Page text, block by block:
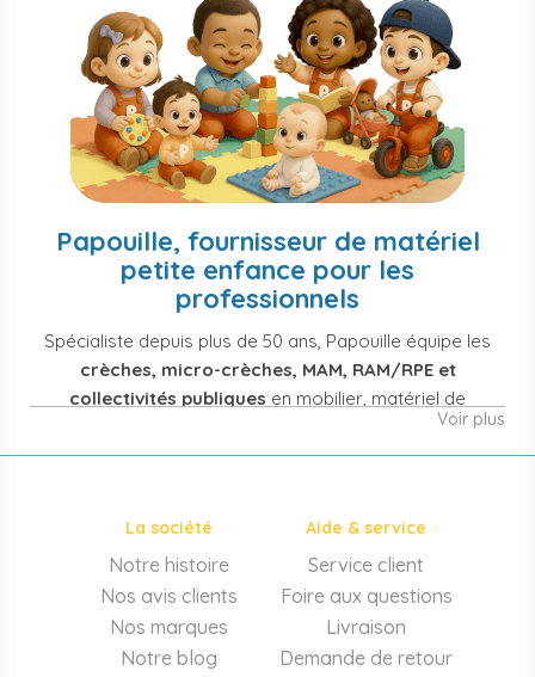
Papouille, fournisseur de matériel
petite enfance pour les
professionnels
Spécialiste depuis plus de 50 ans, Papouille équipe les
crèches, micro-crèches, MAM, RAM/RPE et
collectivités publiques en mobilier, matériel de
puériculture, jouets et équipement pour structures
d'accueil de la petite enfance. Notre offre couvre
Mobilier et équipement de crèche
Lits crèche en bois, couchettes empilables, meubles à
langer sur mesure en résine antibactérienne, tables et
Voir plus
La société
Notre histoire
Nos avis clients
Nos marques
Notre blog
Aide & service
Service client
Foire aux questions
Livraison
Demande de retour